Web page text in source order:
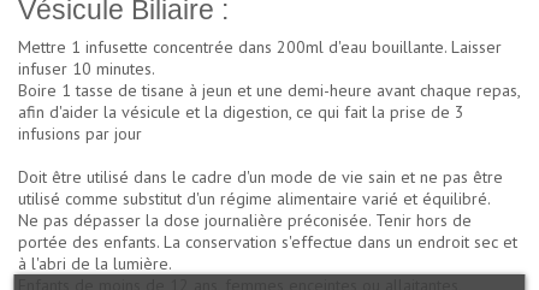
Vésicule Biliaire :
Mettre 1 infusette concentrée dans 200ml d'eau bouillante. Laisser
infuser 10 minutes.
Boire 1 tasse de tisane à jeun et une demi-heure avant chaque repas,
afin d'aider la vésicule et la digestion, ce qui fait la prise de 3
infusions par jour
Doit être utilisé dans le cadre d'un mode de vie sain et ne pas être
utilisé comme substitut d'un régime alimentaire varié et équilibré.
Ne pas dépasser la dose journalière préconisée. Tenir hors de
portée des enfants. La conservation s'effectue dans un endroit sec et
à l'abri de la lumière.